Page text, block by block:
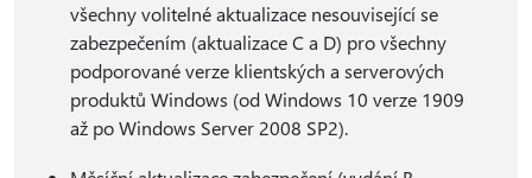
všechny volitelné aktualizace nesouvisející se
zabezpečením (aktualizace C a D) pro všechny
podporované verze klientských a serverových
produktů Windows (od Windows 10 verze 1909
až po Windows Server 2008 SP2).